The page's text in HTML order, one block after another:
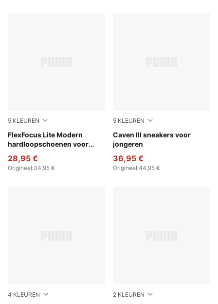
5 KLEUREN
FlexFocus Lite Modern
hardloopschoenen voor
PUMA Black-PUMA White
28,95 €
Origineel:34,95 €
5 KLEUREN
Caven III sneakers voor
jongeren
PUMA Black-PUMA Silver
36,95 €
Origineel:44,95 €
4 KLEUREN 2 KLEUREN